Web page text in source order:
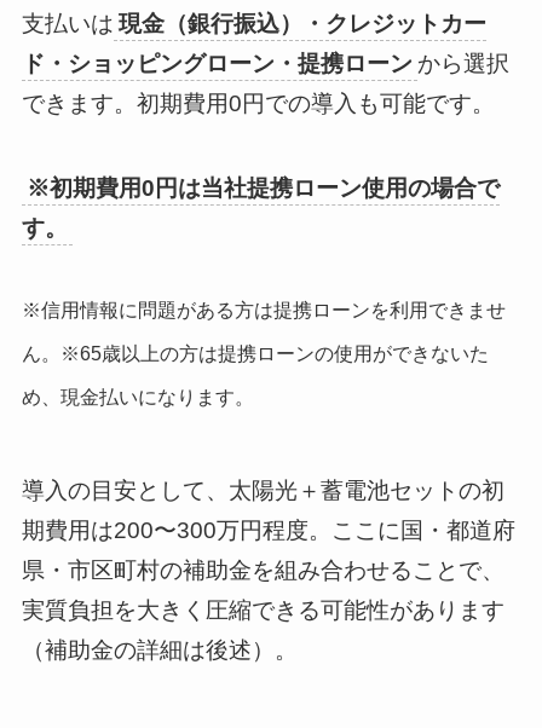
支払いは 現金（銀行振込）・クレジットカー
ド・ショッピングローン・提携ローン から選択
できます。初期費用0円での導入も可能です。
※初期費用0円は当社提携ローン使用の場合で
す。
※信用情報に問題がある方は提携ローンを利用できませ
ん。※65歳以上の方は提携ローンの使用ができないた
め、現金払いになります。
導入の目安として、太陽光＋蓄電池セットの初
期費用は200〜300万円程度。ここに国・都道府
県・市区町村の補助金を組み合わせることで、
実質負担を大きく圧縮できる可能性があります
（補助金の詳細は後述）。